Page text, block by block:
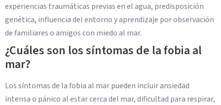
experiencias traumáticas previas en el agua, predisposición
genética, influencia del entorno y aprendizaje por observación
de familiares o amigos con miedo al mar.
¿Cuáles son los síntomas de la fobia al
mar?
Los síntomas de la fobia al mar pueden incluir ansiedad
intensa o pánico al estar cerca del mar, dificultad para respirar,